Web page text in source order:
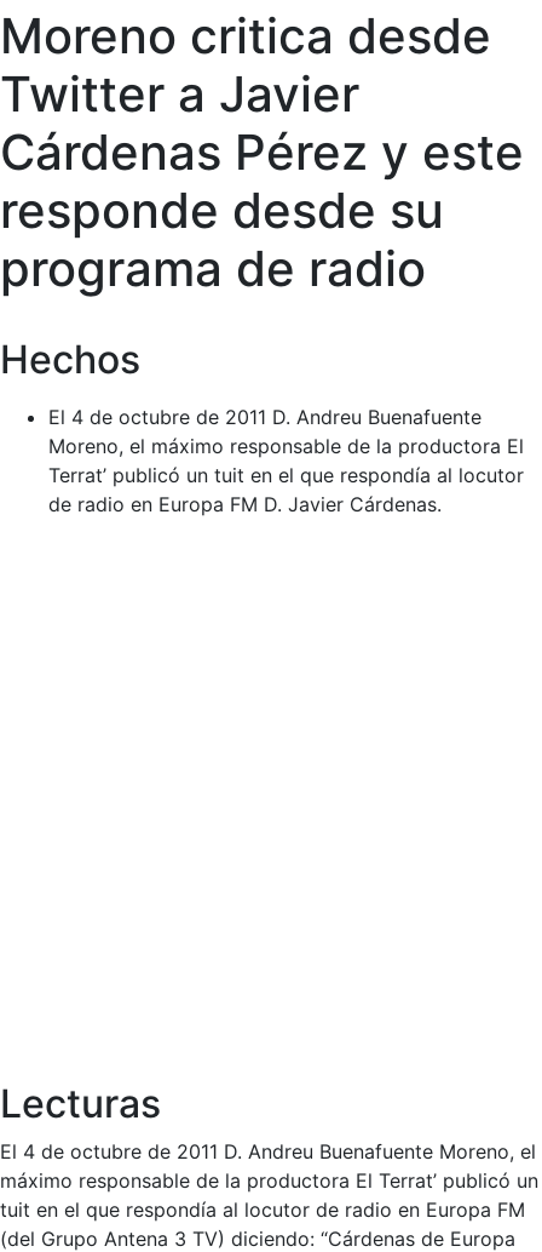
Moreno critica desde
Twitter a Javier
Cárdenas Pérez y este
responde desde su
programa de radio
Hechos
El 4 de octubre de 2011 D. Andreu Buenafuente
Moreno, el máximo responsable de la productora El
Terrat’ publicó un tuit en el que respondía al locutor
de radio en Europa FM D. Javier Cárdenas.
Lecturas
El 4 de octubre de 2011 D. Andreu Buenafuente Moreno, el
máximo responsable de la productora El Terrat’ publicó un
tuit en el que respondía al locutor de radio en Europa FM
(del Grupo Antena 3 TV) diciendo: “Cárdenas de Europa